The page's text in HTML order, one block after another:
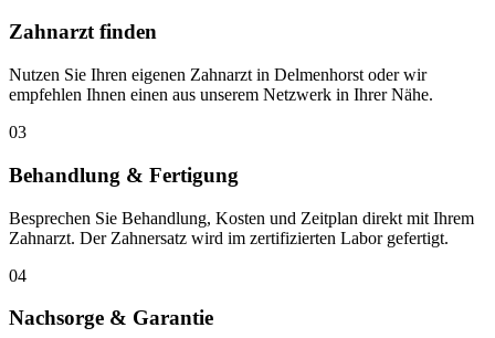
Zahnarzt finden
Nutzen Sie Ihren eigenen Zahnarzt in Delmenhorst oder wir
empfehlen Ihnen einen aus unserem Netzwerk in Ihrer Nähe.
03
Behandlung & Fertigung
Besprechen Sie Behandlung, Kosten und Zeitplan direkt mit Ihrem
Zahnarzt. Der Zahnersatz wird im zertifizierten Labor gefertigt.
04
Nachsorge & Garantie